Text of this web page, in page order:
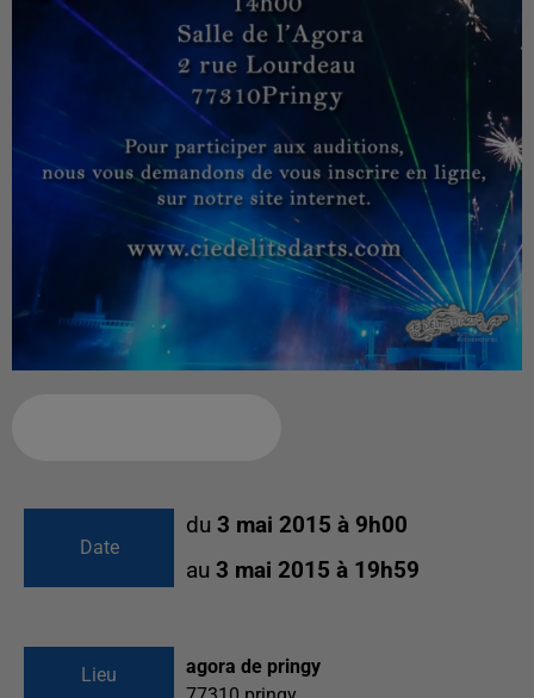
Date
du 3 mai 2015 à 9h00
au 3 mai 2015 à 19h59
Lieu
agora de pringy